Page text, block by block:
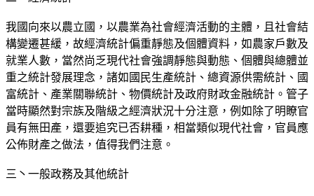
我國向來以農立國，以農業為社會經濟活動的主體，且社會結
構變遷甚緩，故經濟統計偏重靜態及個體資料，如農家戶數及
就業人數，當然尚乏現代社會強調靜態與動態、個體與總體並
重之統計發展理念，諸如國民生產統計、總資源供需統計、國
富統計、產業關聯統計、物價統計及政府財政金融統計。管子
當時顯然對宗族及階級之經濟狀況十分注意，例如除了明瞭官
員有無田產，還要追究已否耕種，相當類似現代社會，官員應
公佈財產之做法，值得我們注意。
三丶一般政務及其他統計